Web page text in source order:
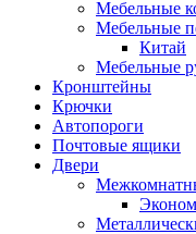
Мебельные
Мебельные
Китай
Мебельные
Кронштейны
Крючки
Автопороги
Почтовые ящики
Двери